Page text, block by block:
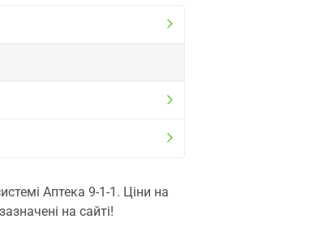
Аптека 9-1-1. Ціни на
на сайті!